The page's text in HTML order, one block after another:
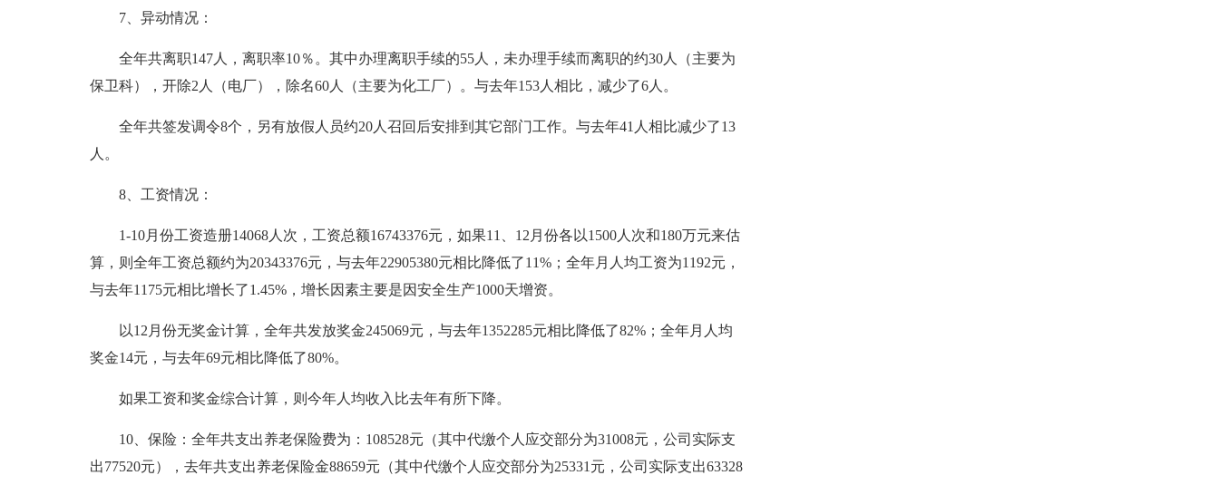
7、异动情况：
全年共离职147人，离职率10％。其中办理离职手续的55人，未办理手续而离职的约30人（主要为
保卫科），开除2人（电厂），除名60人（主要为化工厂）。与去年153人相比，减少了6人。
全年共签发调令8个，另有放假人员约20人召回后安排到其它部门工作。与去年41人相比减少了13
人。
8、工资情况：
1-10月份工资造册14068人次，工资总额16743376元，如果11、12月份各以1500人次和180万元来估
算，则全年工资总额约为20343376元，与去年22905380元相比降低了11%；全年月人均工资为1192元，
与去年1175元相比增长了1.45%，增长因素主要是因安全生产1000天增资。
以12月份无奖金计算，全年共发放奖金245069元，与去年1352285元相比降低了82%；全年月人均
奖金14元，与去年69元相比降低了80%。
如果工资和奖金综合计算，则今年人均收入比去年有所下降。
10、保险：全年共支出养老保险费为：108528元（其中代缴个人应交部分为31008元，公司实际支
出77520元），去年共支出养老保险金88659元（其中代缴个人应交部分为25331元，公司实际支出63328